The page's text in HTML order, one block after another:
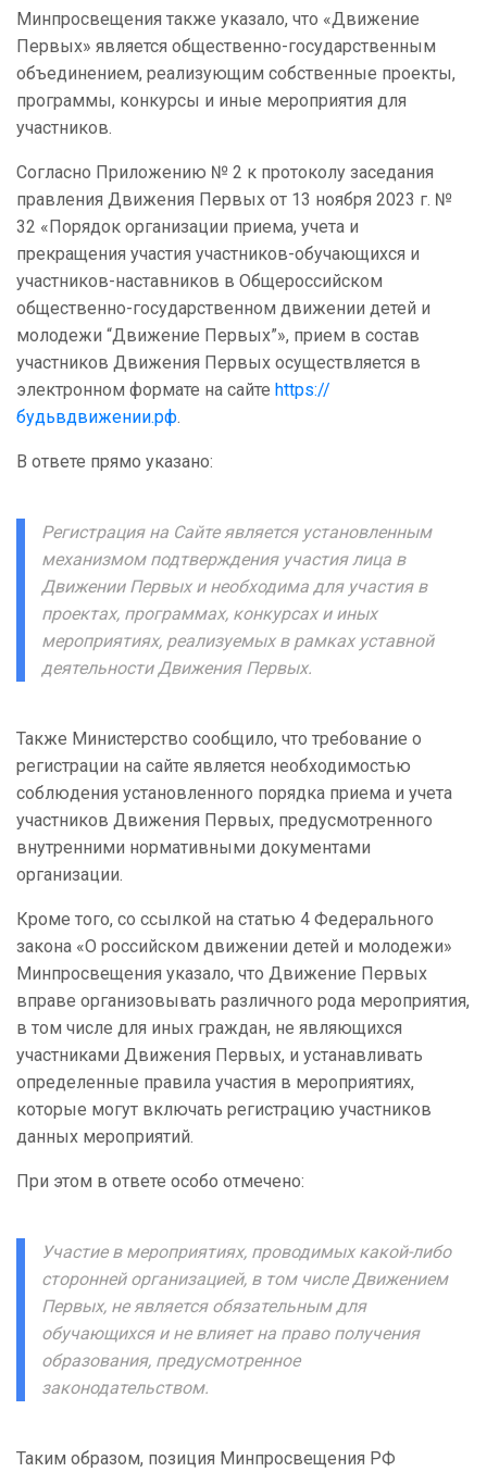
Минпросвещения также указало, что «Движение
Первых» является общественно-государственным
объединением, реализующим собственные проекты,
программы, конкурсы и иные мероприятия для
участников.
Согласно Приложению № 2 к протоколу заседания
правления Движения Первых от 13 ноября 2023 г. №
32 «Порядок организации приема, учета и
прекращения участия участников-обучающихся и
участников-наставников в Общероссийском
общественно-государственном движении детей и
молодежи “Движение Первых”», прием в состав
участников Движения Первых осуществляется в
электронном формате на сайте https://
будьвдвижении.рф.
В ответе прямо указано:
Регистрация на Сайте является установленным
механизмом подтверждения участия лица в
Движении Первых и необходима для участия в
проектах, программах, конкурсах и иных
мероприятиях, реализуемых в рамках уставной
деятельности Движения Первых.
Также Министерство сообщило, что требование о
регистрации на сайте является необходимостью
соблюдения установленного порядка приема и учета
участников Движения Первых, предусмотренного
внутренними нормативными документами
организации.
Кроме того, со ссылкой на статью 4 Федерального
закона «О российском движении детей и молодежи»
Минпросвещения указало, что Движение Первых
вправе организовывать различного рода мероприятия,
в том числе для иных граждан, не являющихся
участниками Движения Первых, и устанавливать
определенные правила участия в мероприятиях,
которые могут включать регистрацию участников
данных мероприятий.
При этом в ответе особо отмечено:
Участие в мероприятиях, проводимых какой-либо
сторонней организацией, в том числе Движением
Первых, не является обязательным для
обучающихся и не влияет на право получения
образования, предусмотренное
законодательством.
Таким образом, позиция Минпросвещения РФ